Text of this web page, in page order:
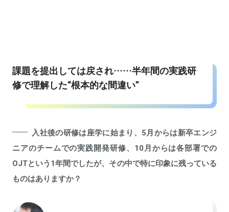
課題を提出しては戻され……半年間の実践研
修で理解した“根本的な間違い”
入社後の研修は座学に始まり、5月からは新卒エンジ
ニアのチームでの実践開発研修、10月からは各部署での
OJTという1年間でしたが、その中で特に印象に残っている
ものはありますか？